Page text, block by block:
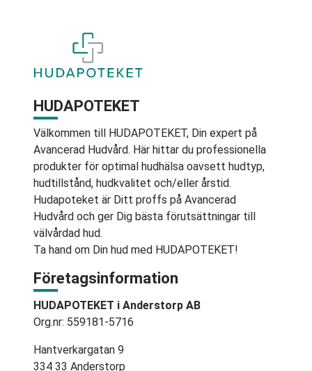
HUDAPOTEKET
Välkommen till HUDAPOTEKET, Din expert på
Avancerad Hudvård. Här hittar du professionella
produkter för optimal hudhälsa oavsett hudtyp,
hudtillstånd, hudkvalitet och/eller årstid.
Hudapoteket är Ditt proffs på Avancerad
Hudvård och ger Dig bästa förutsättningar till
välvårdad hud.
Ta hand om Din hud med HUDAPOTEKET!
Företagsinformation
HUDAPOTEKET i Anderstorp AB
Org.nr: 559181-5716
Hantverkargatan 9
334 33 Anderstorp